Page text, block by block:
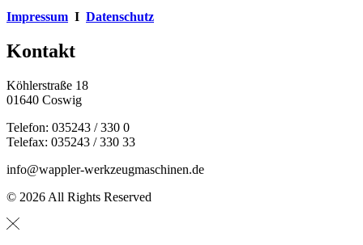
Impressum I Datenschutz
Kontakt
Köhlerstraße 18
01640 Coswig
Telefon: 035243 / 330 0
Telefax: 035243 / 330 33
info@wappler-werkzeugmaschinen.de
© 2026 All Rights Reserved